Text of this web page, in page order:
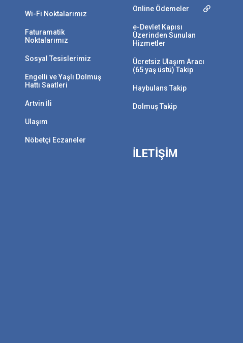
Wi-Fi Noktalarımız
Faturamatik
Noktalarımız
Sosyal Tesislerimiz
Engelli ve Yaşlı Dolmuş
Hattı Saatleri
Artvin İli
Ulaşım
Nöbetçi Eczaneler
Online Ödemeler
e-Devlet Kapısı
Üzerinden Sunulan
Hizmetler
Ücretsiz Ulaşım Aracı
(65 yaş üstü) Takip
Haybulans Takip
Dolmuş Takip
İLETİŞİM